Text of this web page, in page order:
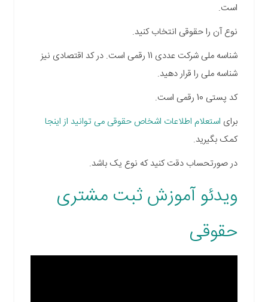
است.
نوع آن را حقوقی انتخاب کنید.
شناسه ملی شرکت عددی 11 رقمی است. در کد اقتصادی نیز
شناسه ملی را قرار دهید.
کد پستی 10 رقمی است.
برای استعلام اطلاعات اشخاص حقوقی می توانید از اینجا
کمک بگیرید.
در صورتحساب دقت کنید که نوع یک باشد.
ویدئو آموزش ثبت مشتری
حقوقی